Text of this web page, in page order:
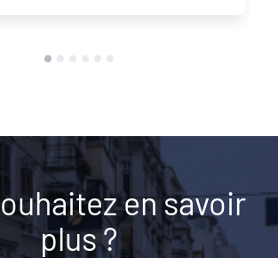
en savoir
plus ?